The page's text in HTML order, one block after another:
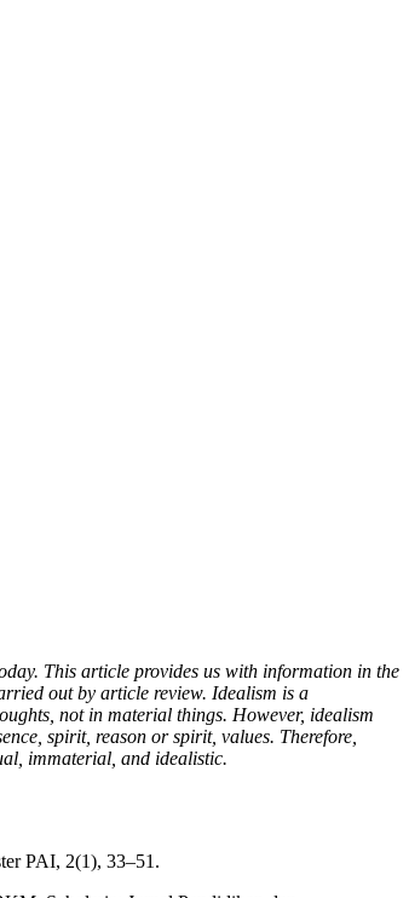
This article provides us with information in the
out by article review. Idealism is a
not in material things. However, idealism
spirit, reason or spirit, values. Therefore,
immaterial, and idealistic.
PAI, 2(1), 33–51.